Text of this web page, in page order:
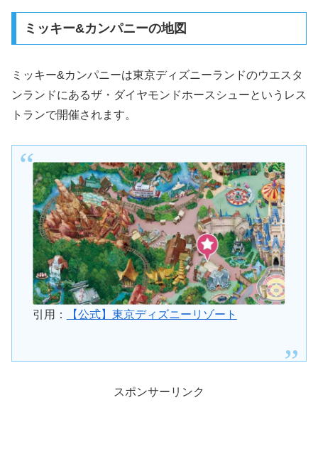
ミッキー&カンパニーの地図
ミッキー&カンパニーは東京ディズニーランドのウエスタ
ンランドにあるザ・ダイヤモンドホースシューというレス
トランで開催されます。
引用： 【公式】東京ディズニーリゾート
スポンサーリンク